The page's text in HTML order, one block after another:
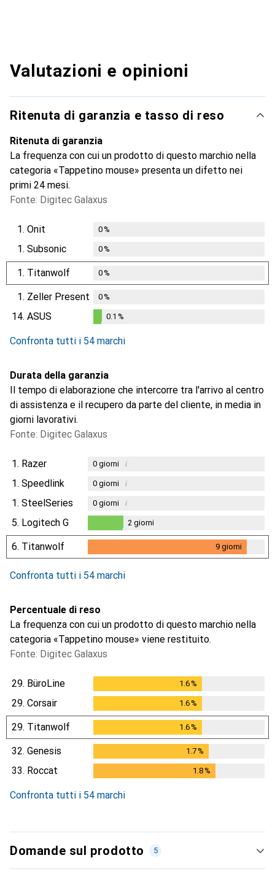
Valutazioni e opinioni
Ritenuta di garanzia e tasso di reso
Ritenuta di garanzia
La frequenza con cui un prodotto di questo marchio nella
categoria «Tappetino mouse» presenta un difetto nei
primi 24 mesi.
Fonte: Digitec Galaxus
1. Onit 0%
1. Subsonic 0%
1. Titanwolf 0%
1. Zeller Present 0%
14. ASUS 0.1 %
Confronta tutti i 54 marchi
Durata della garanzia
Il tempo di elaborazione che intercorre tra l'arrivo al centro
di assistenza e il recupero da parte del cliente, in media in
giorni lavorativi.
Fonte: Digitec Galaxus
1. Razer 0giorni i
1. Speedlink 0giorni i
1. SteelSeries 0giorni i
5. Logitech G
2giorni
2 giorni
6. Titanwolf 9 giorni
9giorni
Confronta tutti i 54 marchi
Percentuale di reso
La frequenza con cui un prodotto di questo marchio nella
categoria «Tappetino mouse» viene restituito.
Fonte: Digitec Galaxus
29. BüroLine 1.6%
29. Corsair 1.6%
29. Titanwolf 1.6%
32. Genesis 1.7%
33. Roccat 1.8%
Confronta tutti i 54 marchi
Domande sul prodotto 5